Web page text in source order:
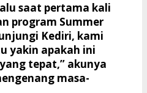
saat pertama kali
program Summer
Kediri, kami
yakin apakah ini
tepat,” akunya
masa-